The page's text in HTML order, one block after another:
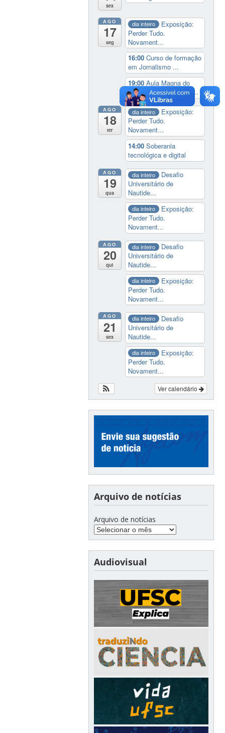
sex
AGO
17
seg
dia inteiro
Exposição:
Perder Tudo.
Novament...
16:00Curso de formação
em Jornalismo ...
19:00Aula Magna do
IELA: Homenagem ao...
AGO
18
ter
dia inteiro
Exposição:
Perder Tudo.
Novament...
14:00Soberania
tecnológica e digital
AGO
19
qua
dia inteiro
Desafio
Universitário de
Nautide...
dia inteiro
Exposição:
Perder Tudo.
Novament...
AGO
20
qui
dia inteiro
Desafio
Universitário de
Nautide...
dia inteiro
Exposição:
Perder Tudo.
Novament...
AGO
21
sex
dia inteiro
Desafio
Universitário de
Nautide...
dia inteiro
Exposição:
Perder Tudo.
Novament...
Ver calendário
Arquivo de notícias
Arquivo de notícias
Audiovisual